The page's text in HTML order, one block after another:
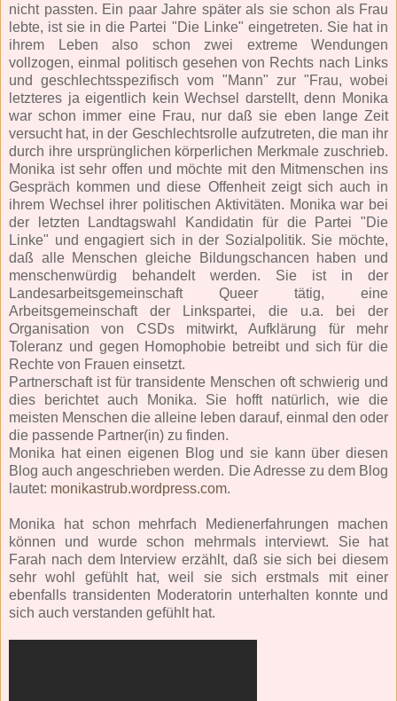
nicht passten. Ein paar Jahre später als sie schon als Frau
lebte, ist sie in die Partei "Die Linke" eingetreten. Sie hat in
ihrem Leben also schon zwei extreme Wendungen
vollzogen, einmal politisch gesehen von Rechts nach Links
und geschlechtsspezifisch vom "Mann" zur "Frau, wobei
letzteres ja eigentlich kein Wechsel darstellt, denn Monika
war schon immer eine Frau, nur daß sie eben lange Zeit
versucht hat, in der Geschlechtsrolle aufzutreten, die man ihr
durch ihre ursprünglichen körperlichen Merkmale zuschrieb.
Monika ist sehr offen und möchte mit den Mitmenschen ins
Gespräch kommen und diese Offenheit zeigt sich auch in
ihrem Wechsel ihrer politischen Aktivitäten. Monika war bei
der letzten Landtagswahl Kandidatin für die Partei "Die
Linke" und engagiert sich in der Sozialpolitik. Sie möchte,
daß alle Menschen gleiche Bildungschancen haben und
menschenwürdig behandelt werden. Sie ist in der
Landesarbeitsgemeinschaft Queer tätig, eine
Arbeitsgemeinschaft der Linkspartei, die u.a. bei der
Organisation von CSDs mitwirkt, Aufklärung für mehr
Toleranz und gegen Homophobie betreibt und sich für die
Rechte von Frauen einsetzt.
Partnerschaft ist für transidente Menschen oft schwierig und
dies berichtet auch Monika. Sie hofft natürlich, wie die
meisten Menschen die alleine leben darauf, einmal den oder
die passende Partner(in) zu finden.
Monika hat einen eigenen Blog und sie kann über diesen
Blog auch angeschrieben werden. Die Adresse zu dem Blog
lautet: monikastrub.wordpress.com.
Monika hat schon mehrfach Medienerfahrungen machen
können und wurde schon mehrmals interviewt. Sie hat
Farah nach dem Interview erzählt, daß sie sich bei diesem
sehr wohl gefühlt hat, weil sie sich erstmals mit einer
ebenfalls transidenten Moderatorin unterhalten konnte und
sich auch verstanden gefühlt hat.